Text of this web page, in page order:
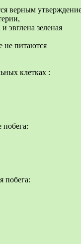
верным
эвглена зеленая
не питаются
клетках :
побега:
побега: